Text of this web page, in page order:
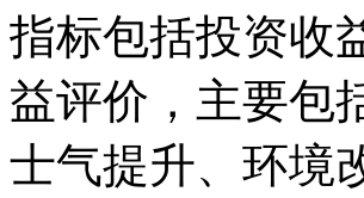
指标包括投资收
益评价，主要包
士气提升、环境